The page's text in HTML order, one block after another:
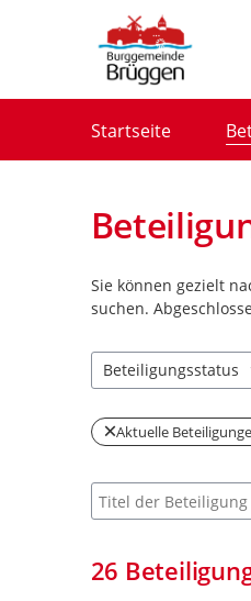
Startseite
Sie können gezielt
suchen.
Beteiligungsstatus
Aktuelle
Suche nach Beteiligung
26